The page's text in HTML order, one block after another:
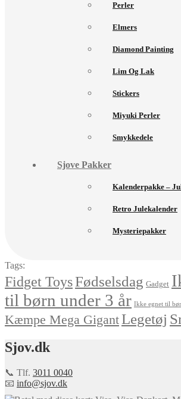
Perler
Elmers
Diamond Painting
Lim Og Lak
Stickers
Miyuki Perler
Smykkedele
Sjove Pakker
Kalenderpakke –
Retro Julekalender
Mysteriepakker
Tags:
Fidget ToysFødselsdag Gadget
til børn under 3 år Ikke egnet til
Kæmpe Mega GigantLegetøj
Sjov.dk
📞 Tlf. 3011 0040
📧 info@sjov.dk